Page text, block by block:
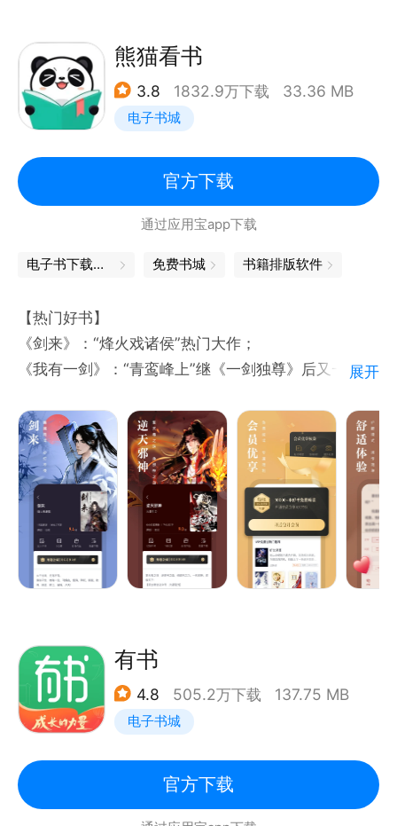
榜单多多高分、新书、热度、热搜应有尽有，男生、女
生尽享优质好书。
【多维筛选】
找书不头疼，多维度划分，快速便捷的帮你找到好书。
代言情小说、灵异小说、同人小说、科幻小说、玄幻小
说、宫斗小说，书香云集，都市生活、热血暧昧、宫斗
宅斗、都市言情、推理悬念、灵异悬疑、恐怖惊悚、鬼
怪志怪、仙侠武侠、传统武侠、古典武侠、现代仙侠、
宙争霸、末世进化、网游小说等你喜爱的各类小说，都
可以在我们这里找到，让你爱不释手！
官方QQ书友群：662794552
熊猫看书
3.8 1832.9万下载 33.36 MB
电子书城
官方下载
通过应用宝app下载
电子书下载免费 免费书城 书籍排版软件
【热门好书】
《剑来》：“烽火戏诸侯”热门大作；
《我有一剑》：“青鸾峰上”继《一剑独尊》后又一巅峰
《逆天邪神》：“火星引力”玄幻巨作；
《剑道第一仙》：我是万古人间一剑修，诸天之上第一
仙；
《最强战神》：天王归来，风云再起，热血到底，燃爆
都市；
《超能星武》：茫茫星空，有我无敌；
《踏星》：星际战争，燃爆全场；
展开
有书
4.8 505.2万下载 137.75 MB
电子书城
官方下载